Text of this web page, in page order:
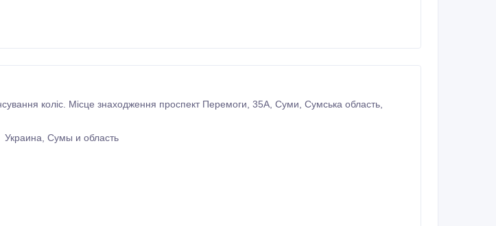
Украина, Сумы и область